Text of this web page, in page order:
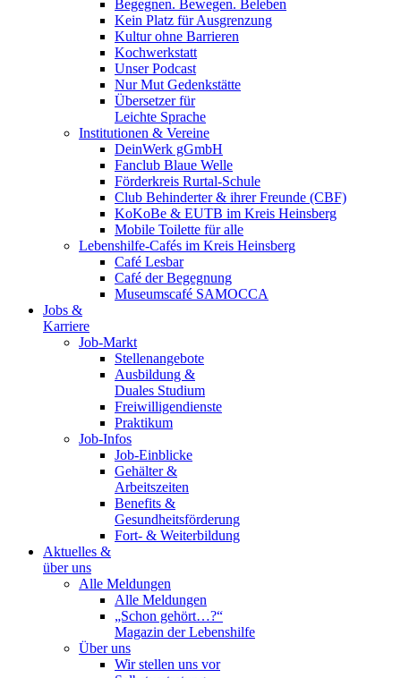
Begegnen. Bewegen. Beleben
Kein Platz für Ausgrenzung
Kultur ohne Barrieren
Kochwerkstatt
Unser Podcast
Nur Mut Gedenkstätte
Übersetzer für
Leichte Sprache
Institutionen & Vereine
DeinWerk gGmbH
Fanclub Blaue Welle
Förderkreis Rurtal-Schule
Club Behinderter & ihrer Freunde (CBF)
KoKoBe & EUTB im Kreis Heinsberg
Mobile Toilette für alle
Lebenshilfe-Cafés im Kreis Heinsberg
Café Lesbar
Café der Begegnung
Museumscafé SAMOCCA
Jobs &
Karriere
Job-Markt
Stellenangebote
Ausbildung &
Duales Studium
Freiwilligendienste
Praktikum
Job-Infos
Job-Einblicke
Gehälter &
Arbeitszeiten
Benefits &
Gesundheitsförderung
Fort- & Weiterbildung
Aktuelles &
über uns
Alle Meldungen
Alle Meldungen
„Schon gehört…?“
Magazin der Lebenshilfe
Über uns
Wir stellen uns vor